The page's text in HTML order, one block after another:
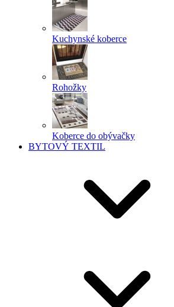
Kuchynské koberce
Rohožky
Koberce do obývačky
BYTOVÝ TEXTIL